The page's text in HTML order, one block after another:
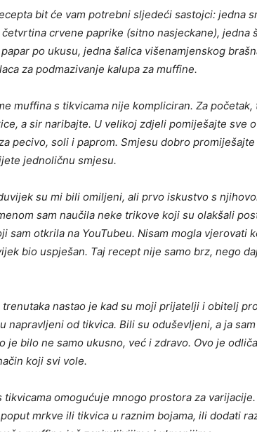
bit će vam potrebni sljedeći sastojci: jedna
četvrtina crvene paprike (sitno nasjeckane), jedna
po ukusu, jedna šalica višenamjenskog
za podmazivanje kalupa za muffine.
muffina s tikvicama nije kompliciran. Za
a sir naribajte. U velikoj zdjeli pomiješajte sve
pecivo, soli i paprom. Smjesu dobro
jednoličnu smjesu.
su mi bili omiljeni, ali prvo iskustvo s
sam naučila neke trikove koji su olakšali
sam otkrila na YouTubeu. Nisam mogla vjerovati
bio uspješan. Taj recept nije samo brz, nego
nastao je kad su moji prijatelji i obitelj
napravljeni od tikvica. Bili su oduševljeni, a ja
je bilo ne samo ukusno, već i zdravo. Ovo je
koji svi vole.
tikvicama omogućuje mnogo prostora za
mrkve ili tikvica u raznim bojama, ili dodati